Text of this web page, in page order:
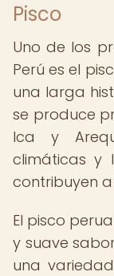
Pisco
Uno de los
Perú es el
una larga
se produce
Ica y
climáticas y
contribuyen
El pisco
y suave
una